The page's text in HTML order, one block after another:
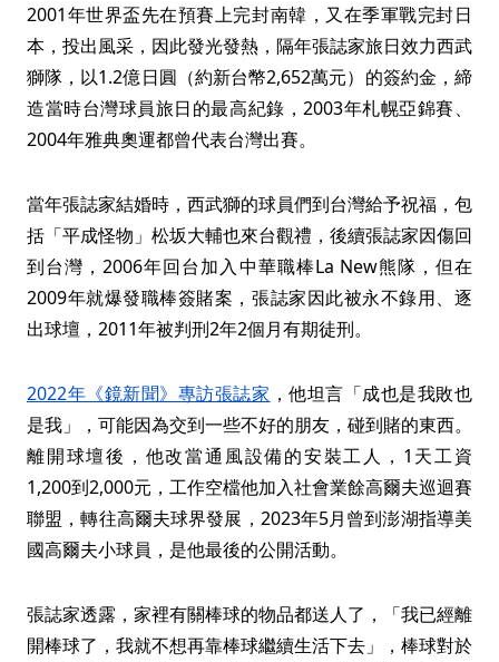
2001年世界盃先在預賽上完封南韓，又在季軍戰完封日
本，投出風采，因此發光發熱，隔年張誌家旅日效力西武
獅隊，以1.2億日圓（約新台幣2,652萬元）的簽約金，締
造當時台灣球員旅日的最高紀錄，2003年札幌亞錦賽、
2004年雅典奧運都曾代表台灣出賽。
當年張誌家結婚時，西武獅的球員們到台灣給予祝福，包
括「平成怪物」松坂大輔也來台觀禮，後續張誌家因傷回
到台灣，2006年回台加入中華職棒La New熊隊，但在
2009年就爆發職棒簽賭案，張誌家因此被永不錄用、逐
出球壇，2011年被判刑2年2個月有期徒刑。
2022年《鏡新聞》專訪張誌家 ，他坦言「成也是我敗也
是我」，可能因為交到一些不好的朋友，碰到賭的東西。
離開球壇後，他改當通風設備的安裝工人，1天工資
1,200到2,000元，工作空檔他加入社會業餘高爾夫巡迴賽
聯盟，轉往高爾夫球界發展，2023年5月曾到澎湖指導美
國高爾夫小球員，是他最後的公開活動。
張誌家透露，家裡有關棒球的物品都送人了，「我已經離
開棒球了，我就不想再靠棒球繼續生活下去」，棒球對於